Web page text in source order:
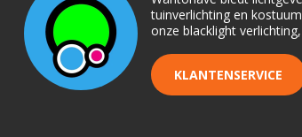
tuinverlichting en
onze blacklight
KLANTENSERVICE